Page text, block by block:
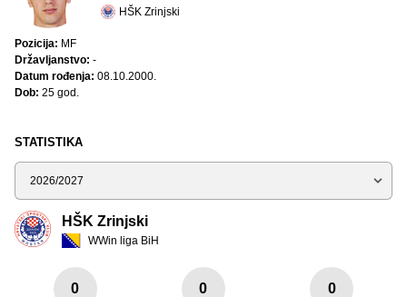
STATISTIKA
Sezona
HŠK Zrinjski
WWin liga BiH
0 0 0
HŠK Zrinjski
Pozicija: MF
Državljanstvo: -
Datum rođenja: 08.10.2000.
Dob: 25 god.